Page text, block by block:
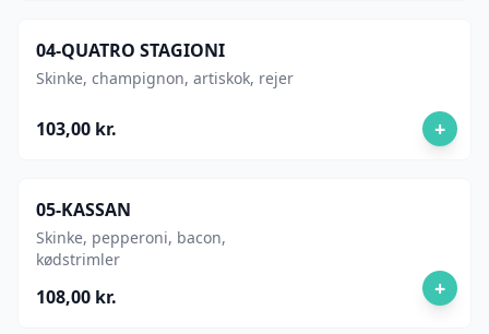
04-QUATRO STAGIONI
Skinke, champignon, artiskok, rejer
103,00 kr. +
05-KASSAN
Skinke, pepperoni, bacon,
kødstrimler
108,00 kr. +